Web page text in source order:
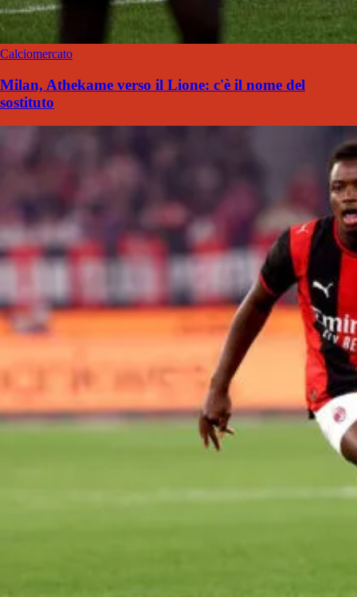
Calciomercato
Milan, Athekame verso il Lione: c'è il nome del
sostituto